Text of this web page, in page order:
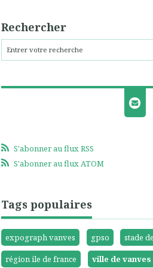
Rechercher
S'abonner au flux RSS
S'abonner au flux ATOM
Tags populaires
expograph vanves gpso
stade
région ile de france
ville de vanves